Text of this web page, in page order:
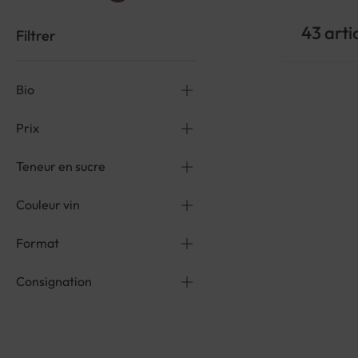
43
Filtrer
Bio
Prix
Teneur en sucre
Couleur vin
Format
Consignation